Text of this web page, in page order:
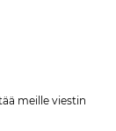
meille viestin